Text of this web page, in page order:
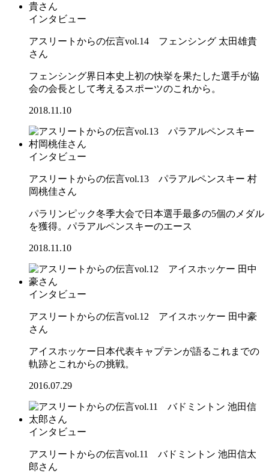
インタビュー
アスリートからの伝言vol.14 フェンシング 太田雄貴
さん
フェンシング界日本史上初の快挙を果たした選手が協
会の会長として考えるスポーツのこれから。
2018.11.10
インタビュー
アスリートからの伝言vol.13 パラアルペンスキー 村
岡桃佳さん
パラリンピック冬季大会で日本選手最多の5個のメダル
を獲得。パラアルペンスキーのエース
2018.11.10
インタビュー
アスリートからの伝言vol.12 アイスホッケー 田中豪
さん
アイスホッケー日本代表キャプテンが語るこれまでの
軌跡とこれからの挑戦。
2016.07.29
インタビュー
アスリートからの伝言vol.11 バドミントン 池田信太
郎さん